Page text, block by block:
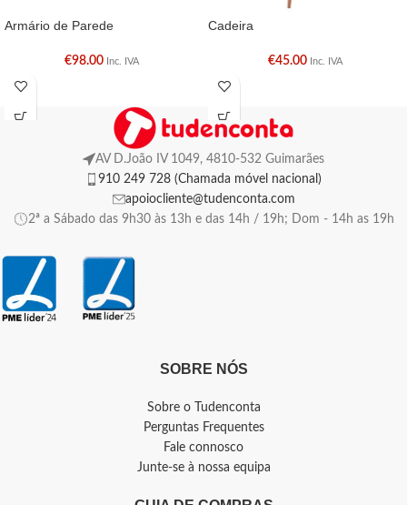
Armário de Parede
€98.00 Inc. IVA
Cadeira
€45.00 Inc. IVA
AV D.João IV 1049, 4810-532 Guimarães
910 249 728 (Chamada móvel nacional)
apoiocliente@tudenconta.com
2ª a Sábado das 9h30 às 13h e das 14h / 19h; Dom - 14h as 19h
SOBRE NÓS
Sobre o Tudenconta
Perguntas Frequentes
Fale connosco
Junte-se à nossa equipa